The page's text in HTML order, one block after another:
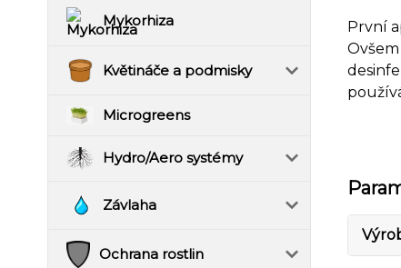
Mykorhiza
Květináče a podmisky
Microgreens
Hydro/Aero systémy
Závlaha
Ochrana rostlin
První